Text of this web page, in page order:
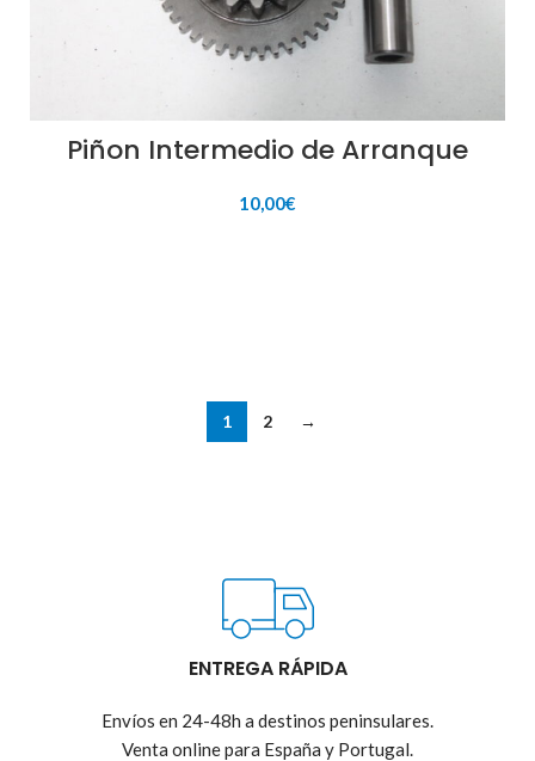
Piñon Intermedio de Arranque
10,00€
1 2 →
ENTREGA RÁPIDA
Envíos en 24-48h a destinos peninsulares.
Venta online para España y Portugal.